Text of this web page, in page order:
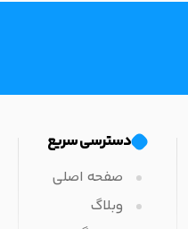
دسترسی سریع
صفحه اصلی
وبلاگ